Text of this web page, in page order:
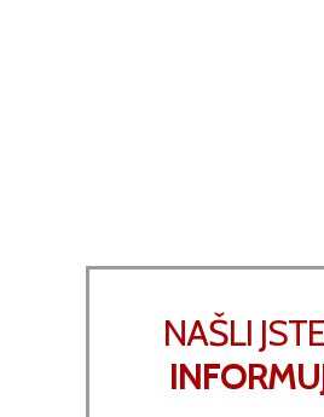
NAŠLI